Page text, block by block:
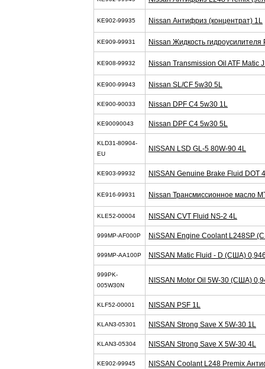
KE902-99935 Nissan Антифриз (концентрат) 1L
KE909-99931 Nissan Жидкость гидроусилителя
KE908-99932 Nissan Transmission Oil ATF Matic
KE900-99943 Nissan SL/CF 5w30 5L
KE900-90033 Nissan DPF C4 5w30 1L
KE90090043 Nissan DPF C4 5w30 5L
KLD31-80904-
EU
NISSAN LSD GL-5 80W-90 4L
KE903-99932 NISSAN Genuine Brake Fluid DOT
KE916-99931 Nissan Трансмиссионное масло
KLE52-00004 NISSAN CVT Fluid NS-2 4L
999MP-AF000P NiSSAN Engine Coolant L248SP
999MP-AA100P NISSAN Matic Fluid - D (США)
999PK-
005W30N
NISSAN Motor Oil 5W-30 (США)
KLF52-00001 NISSAN PSF 1L
KLAN3-05301 NISSAN Strong Save X 5W-30 1L
KLAN3-05304 NISSAN Strong Save X 5W-30 4L
KE902-99945 NISSAN Coolant L248 Premix